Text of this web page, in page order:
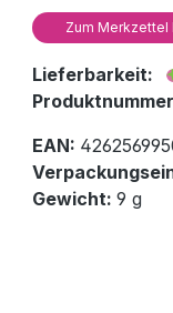
Zum Merkzettel
Lieferbarkeit:
EAN:
Gewicht: 9 g